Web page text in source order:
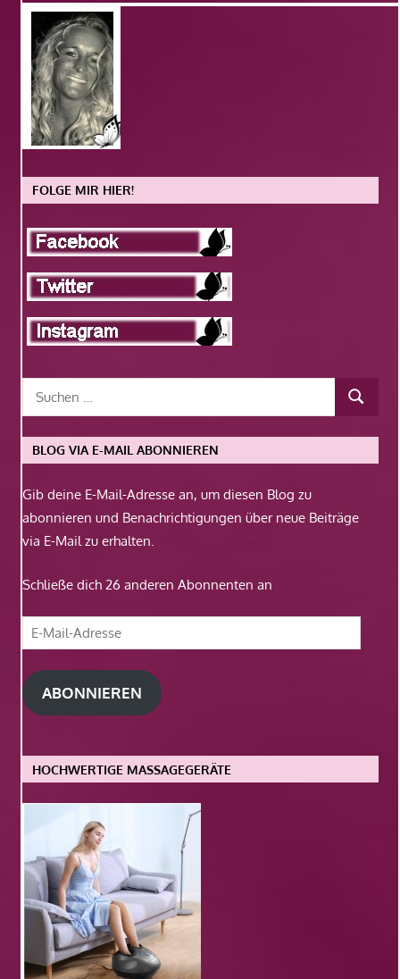
FOLGE MIR HIER!
BLOG VIA E-MAIL ABONNIEREN
Gib deine E-Mail-Adresse an, um diesen Blog zu
abonnieren und Benachrichtigungen über neue Beiträge
via E-Mail zu erhalten.
Schließe dich 26 anderen Abonnenten an
E-
Mail-
Adresse
ABONNIEREN
HOCHWERTIGE MASSAGEGERÄTE